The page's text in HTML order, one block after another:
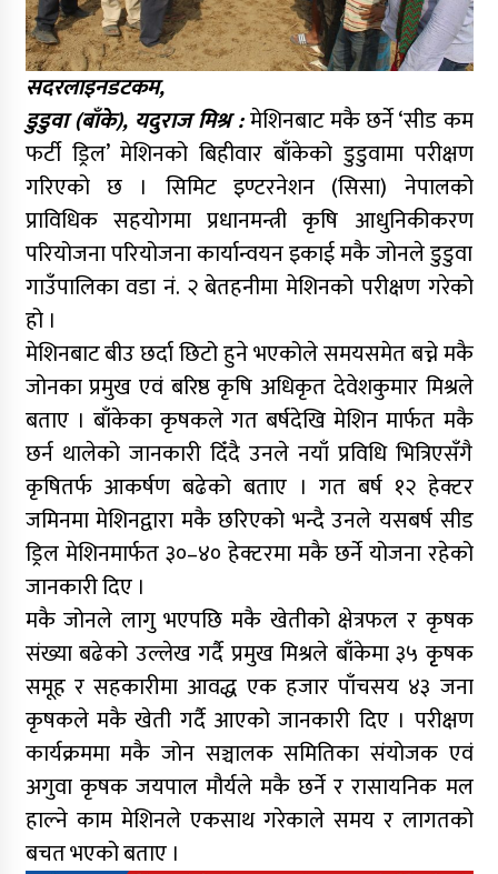
सदरलाइनडटकम,
डुडुवा (बाँके), यदुराज मिश्र :मेशिनबाट मकै छर्ने ‘सीड कम
फर्टी ड्रिल’ मेशिनको बिहीवार बाँकेको डुडुवामा परीक्षण
गरिएको छ । सिमिट इण्टरनेशन (सिसा) नेपालको
प्राविधिक सहयोगमा प्रधानमन्त्री कृषि आधुनिकीकरण
परियोजना परियोजना कार्यान्वयन इकाई मकै जोनले डुडुवा
गाउँपालिका वडा नं. २ बेतहनीमा मेशिनको परीक्षण गरेको
हो ।
मेशिनबाट बीउ छर्दा छिटो हुने भएकोले समयसमेत बच्ने मकै
जोनका प्रमुख एवं बरिष्ठ कृषि अधिकृत देवेशकुमार मिश्रले
बताए । बाँकेका कृषकले गत बर्षदेखि मेशिन मार्फत मकै
छर्न थालेको जानकारी दिँदै उनले नयाँ प्रविधि भित्रिएसँगै
कृषितर्फ आकर्षण बढेको बताए । गत बर्ष १२ हेक्टर
जमिनमा मेशिनद्वारा मकै छरिएको भन्दै उनले यसबर्ष सीड
ड्रिल मेशिनमार्फत ३०–४० हेक्टरमा मकै छर्ने योजना रहेको
जानकारी दिए ।
मकै जोनले लागु भएपछि मकै खेतीको क्षेत्रफल र कृषक
संख्या बढेको उल्लेख गर्दै प्रमुख मिश्रले बाँकेमा ३५ कृृषक
समूह र सहकारीमा आवद्ध एक हजार पाँचसय ४३ जना
कृषकले मकै खेती गर्दै आएको जानकारी दिए । परीक्षण
कार्यक्रममा मकै जोन सञ्चालक समितिका संयोजक एवं
अगुवा कृषक जयपाल मौर्यले मकै छर्ने र रासायनिक मल
हाल्ने काम मेशिनले एकसाथ गरेकाले समय र लागतको
बचत भएको बताए ।